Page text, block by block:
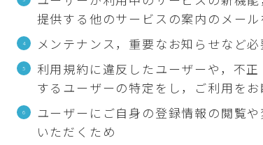
提供する他のサービスの案内のメー
メンテナンス，重要なお知らせなど
利用規約に違反したユーザーや，不
するユーザーの特定をし，ご利用を
ユーザーにご自身の登録情報の閲覧
いただくため